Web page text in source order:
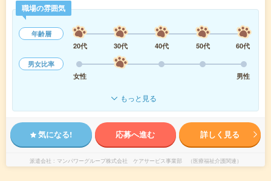
職場の雰囲気
年齢層
20代
30代 40代 50代
60代
男女比率
女性
男性
もっと見る
気になる! 応募へ進む 詳しく見る
派遣会社 マンパワーグループ株式会社 ケアサービス事業部 （医療福祉介護関連）